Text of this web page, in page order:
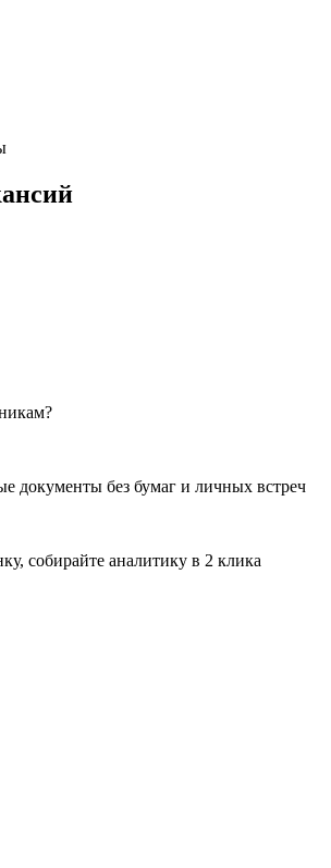
документы без бумаг и личных встреч
собирайте аналитику в 2 клика